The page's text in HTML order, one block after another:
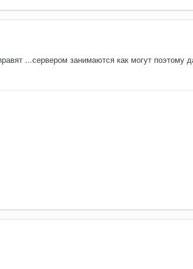
...сервером занимаются как могут поэтому